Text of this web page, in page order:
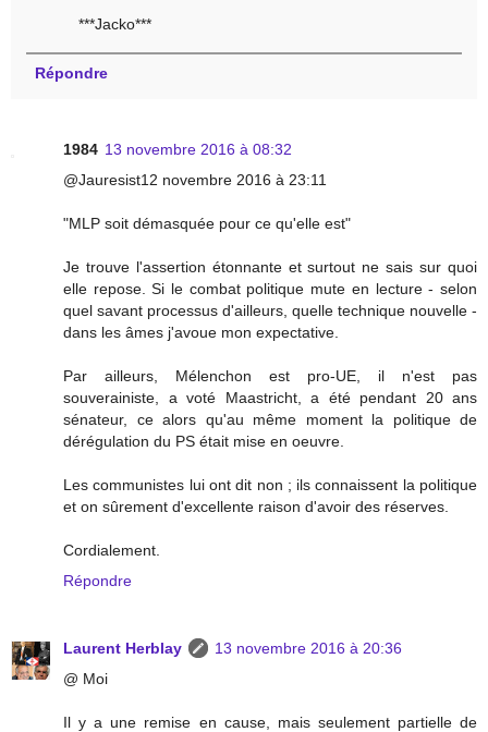
***Jacko***
Répondre
1984 13 novembre 2016 à 08:32
@Jauresist12 novembre 2016 à 23:11
"MLP soit démasquée pour ce qu'elle est"
Je trouve l'assertion étonnante et surtout ne sais sur quoi
elle repose. Si le combat politique mute en lecture - selon
quel savant processus d'ailleurs, quelle technique nouvelle -
dans les âmes j'avoue mon expectative.
Par ailleurs, Mélenchon est pro-UE, il n'est pas
souverainiste, a voté Maastricht, a été pendant 20 ans
sénateur, ce alors qu'au même moment la politique de
dérégulation du PS était mise en oeuvre.
Les communistes lui ont dit non ; ils connaissent la politique
et on sûrement d'excellente raison d'avoir des réserves.
Cordialement.
Répondre
Laurent Herblay
13 novembre 2016 à 20:36
@ Moi
Il y a une remise en cause, mais seulement partielle de